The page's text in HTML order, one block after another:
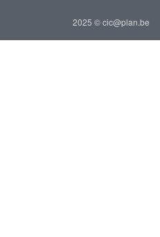
2025 © cic@plan.be